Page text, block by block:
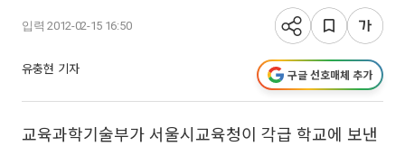
입력 2012-02-15 16:50
유충현 기자 구글 선호매체 추가
교육과학기술부가 서울시교육청이 각급 학교에 보낸